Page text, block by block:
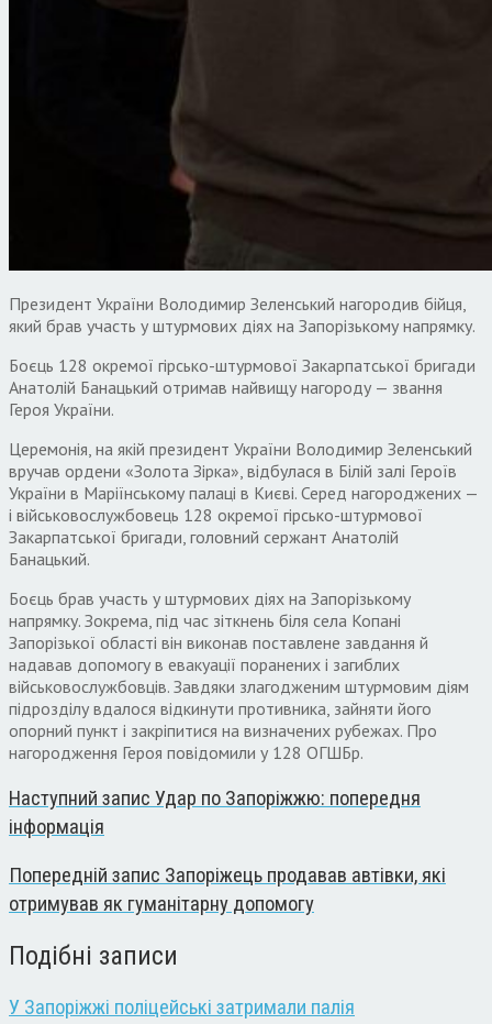
Президент України Володимир Зеленський нагородив бійця,
який брав участь у штурмових діях на Запорізькому напрямку.
Боєць 128 окремої гірсько-штурмової Закарпатської бригади
Анатолій Банацький отримав найвищу нагороду — звання
Героя України.
Церемонія, на якій президент України Володимир Зеленський
вручав ордени «Золота Зірка», відбулася в Білій залі Героїв
України в Маріїнському палаці в Києві. Серед нагороджених —
і військовослужбовець 128 окремої гірсько-штурмової
Закарпатської бригади, головний сержант Анатолій
Банацький.
Боєць брав участь у штурмових діях на Запорізькому
напрямку. Зокрема, під час зіткнень біля села Копані
Запорізької області він виконав поставлене завдання й
надавав допомогу в евакуації поранених і загиблих
військовослужбовців. Завдяки злагодженим штурмовим діям
підрозділу вдалося відкинути противника, зайняти його
опорний пункт і закріпитися на визначених рубежах. Про
нагородження Героя повідомили у 128 ОГШБр.
Наступний запис Удар по Запоріжжю: попередня
інформація
Попередній запис Запоріжець продавав автівки, які
отримував як гуманітарну допомогу
Подібні записи
У Запоріжжі поліцейські затримали палія